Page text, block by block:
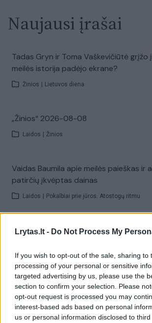
Lrytas.lt - Do Not Process My
If you wish to opt-out of the sale, sharing to
processing of your personal or sensitive
targeted advertising by us, please use the
section to confirm your selection. Please
opt-out request is processed you may
interest-based ads based on personal
us or personal information disclosed to
Naujausi įrašai
Tadas Gryn ir Toma Vaškevičiūtė grįžo
meilės istorija padėjo ekrane?
Žinios Lietuvos diena
„Žinios“ 2026-08-08
Laidos Žinios
Vaidas Baumila apie meilės paieškas ir
patirčių įkvėptas dainas
Laidos Pokalbiai prie jūros. Atostogų ritmu
Dronai Vokietijoje kelia vis daugiau
Žinios | Pasaulis
Visi įrašai